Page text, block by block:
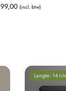
99,00 (incl. btw)
Lengte: 14 t/